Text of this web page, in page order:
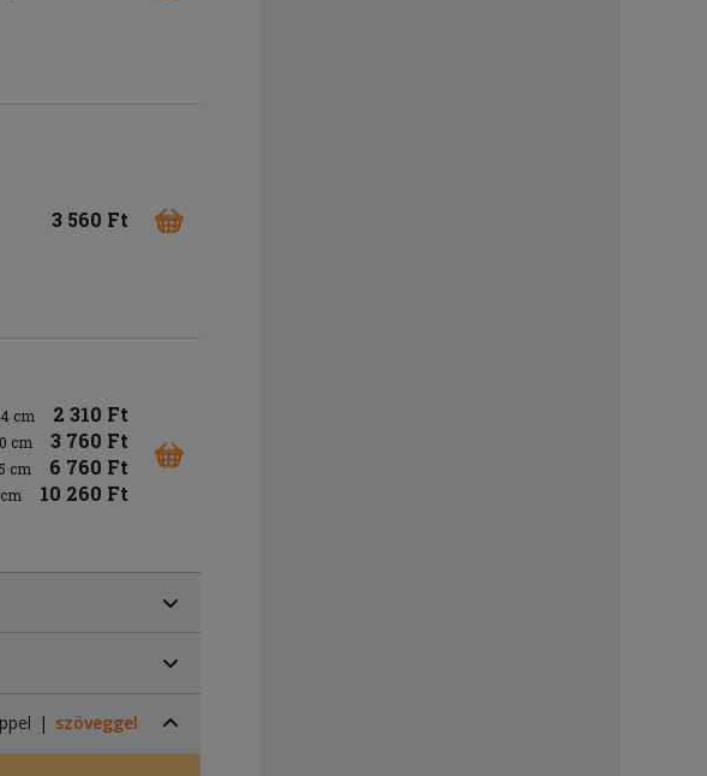
3 560 Ft
cm 2 310 Ft
cm 3 760 Ft
cm 6 760 Ft
10 260 Ft
szöveggel